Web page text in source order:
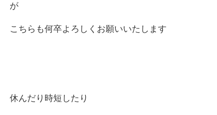
が
こちらも何卒よろしくお願いいたします
休んだり時短したり